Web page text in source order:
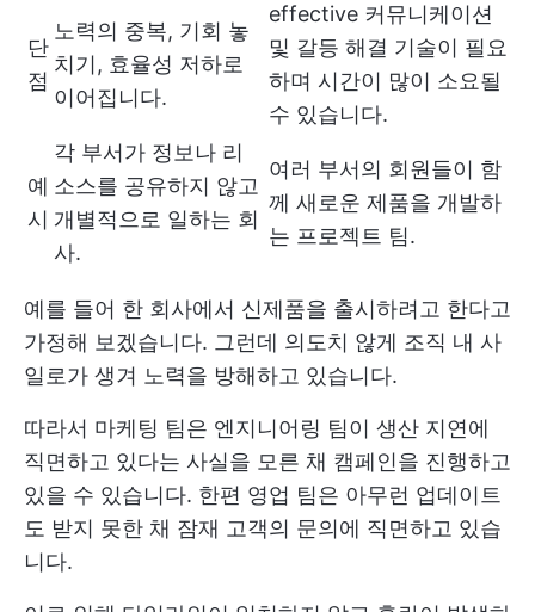
단
점
노력의 중복, 기회 놓
치기, 효율성 저하로
이어집니다.
effective 커뮤니케이션
및 갈등 해결 기술이 필요
하며 시간이 많이 소요될
수 있습니다.
예
시
각 부서가 정보나 리
소스를 공유하지 않고
개별적으로 일하는 회
사.
여러 부서의 회원들이 함
께 새로운 제품을 개발하
는 프로젝트 팀.
예를 들어 한 회사에서 신제품을 출시하려고 한다고
가정해 보겠습니다. 그런데 의도치 않게 조직 내 사
일로가 생겨 노력을 방해하고 있습니다.
따라서 마케팅 팀은 엔지니어링 팀이 생산 지연에
직면하고 있다는 사실을 모른 채 캠페인을 진행하고
있을 수 있습니다. 한편 영업 팀은 아무런 업데이트
도 받지 못한 채 잠재 고객의 문의에 직면하고 있습
니다.